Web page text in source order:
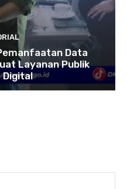
Data
Layanan Publik
Digital